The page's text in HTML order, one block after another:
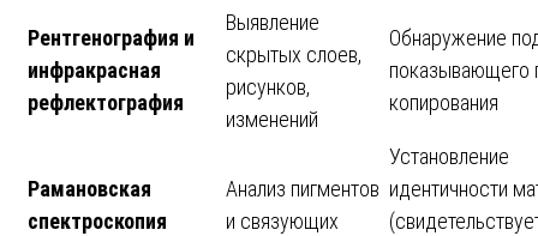
Рентгенография и
инфракрасная
рефлектография
Выявление
скрытых слоев,
рисунков,
изменений
Обнаружение
показывающего
копирования
Рамановская
спектроскопия
Анализ пигментов
и связующих
Установление
идентичности